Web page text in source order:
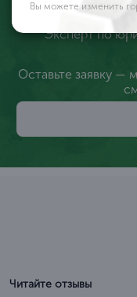
Эксперт по
Оставьте заявку —
Читайте отзывы
Вы можете изменить